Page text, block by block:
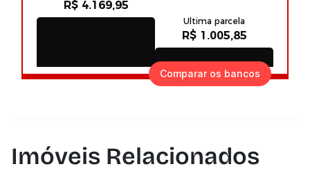
Comparar os bancos
Imóveis Relacionados